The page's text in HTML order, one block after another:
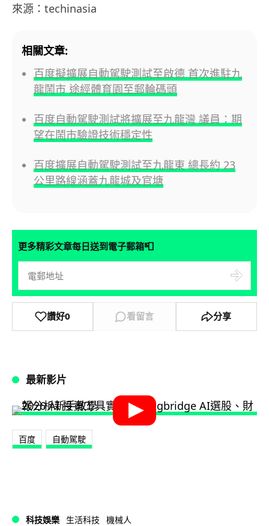
來源：techinasia
相關文章:
百度擬擴展自動駕駛測試至啟德 首次進駐九
龍鬧市 途經體育園至郵輪碼頭
百度自動駕駛測試將擴展至九龍灣 議員：期
望在鬧市驗證技術穩定性
百度擴展自動駕駛測試至九龍東 總長約 23
公里路線涵蓋九龍城及官塘
更多精彩文章每日送到電子郵箱📮
讚好0 看留言 分享
最新影片
百度 自動駕駛
科技娛樂 生活科技 機械人